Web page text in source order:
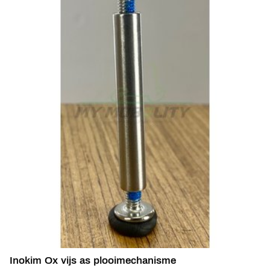
Inokim Ox vijs as plooimechanisme